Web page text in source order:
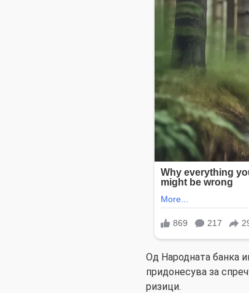
Од Народната банка
придонесува за
ризици.